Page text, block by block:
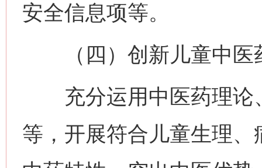
安全信息项等。
（四）创新儿童中医
充分运用中医药理论
等，开展符合儿童生理